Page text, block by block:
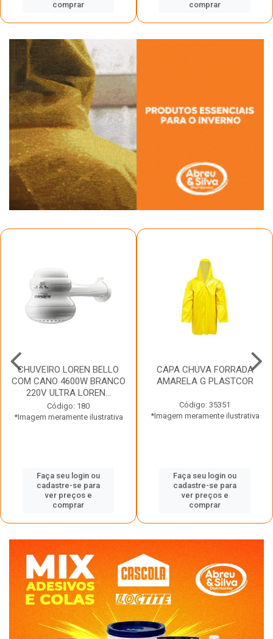
comprar
comprar
CHUVEIRO LOREN BELLO
COM CANO 4600W BRANCO
220V ULTRA LOREN...
Código: 180
*Imagem meramente ilustrativa
Faça seu login ou
cadastre-se para
ver preços e
comprar
CAPA CHUVA FORRADA
AMARELA G PLASTCOR
Código: 35351
*Imagem meramente ilustrativa
Faça seu login ou
cadastre-se para
ver preços e
comprar